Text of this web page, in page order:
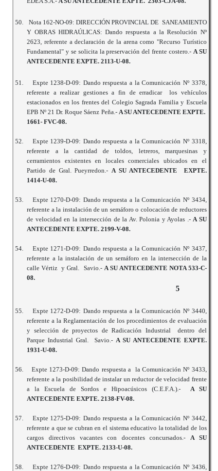
50.
Nota 162-NO-09: DIRECCIÓN PROVINCIAL DE SANEAMIENTO
Y OBRAS HIDRAÚLICAS: Dando respuesta a la Resolución Nº
2623, referente a declaración de la arena como "Recurso Turístico
Fundamental" y se solicita la preservación del frente costero.- A SU
ANTECEDENTE EXPTE. 2113-U-08.
51.
Expte 1238-D-09: Dando respuesta a la Comunicación Nº 3378,
referente a realizar gestiones a fin de erradicar los vehículos
estacionados en los frentes del Colegio Sagrada Familia y Escuela
EPB Nº 21 Dr. Roque Sáenz Peña.- A SU ANTECEDENTE EXPTE.
1661- FVC-08.
52.
Expte 1239-D-09: Dando respuesta a la Comunicación Nº 3318,
referente a la cantidad de toldos, letreros, marquesinas y
cerramientos existentes en locales comerciales ubicados en el
Partido de Gral. Pueyrredon.- A SU ANTECEDENTE EXPTE.
1414-U-08.
53.
Expte 1270-D-09: Dando respuesta a la Comunicación Nº 3434,
referente a la instalación de un semáforo o colocación de reductores
de velocidad en la intersección de la Av. Polonia y Ayolas .-A SU
ANTECEDENTE EXPTE. 2199-V-08.
54.
Expte 1271-D-09: Dando respuesta a la Comunicación Nº 3437,
referente a la instalación de un semáforo en la intersección de la
calle Vértiz y Gral. Savio.- A SU ANTECEDENTE NOTA 533-C-
08.
5
55.
Expte 1272-D-09: Dando respuesta a la Comunicación Nº 3440,
referente a la Reglamentación de los procedimientos de evaluación
y selección de proyectos de Radicación Industrial dentro del
Parque Industrial Gral. Savio.- A SU ANTECEDENTE EXPTE.
1931-U-08.
56.
Expte 1273-D-09: Dando respuesta a la Comunicación Nº 3433,
referente a la posibilidad de instalar un reductor de velocidad frente
a la Escuela de Sordos e Hipoacúsicos (C.E.F.A.).- A SU
ANTECEDENTE EXPTE. 2138-FV-08.
57.
Expte 1275-D-09: Dando respuesta a la Comunicación Nº 3442,
referente a que se cubran en el sistema educativo la totalidad de los
cargos directivos vacantes con docentes concursados.-A SU
ANTECEDENTE EXPTE. 2133-U-08.
58.
Expte 1276-D-09: Dando respuesta a la Comunicación Nº 3436,